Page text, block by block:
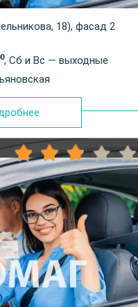
18), фасад 2
, Сб и Вс — выходные